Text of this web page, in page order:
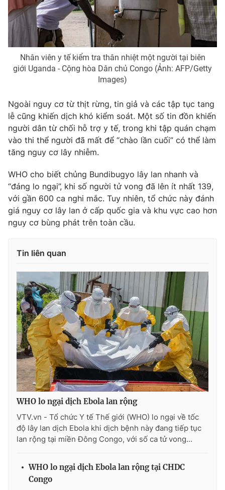
Nhân viên y tế kiểm tra thân nhiệt một người tại biên
giới Uganda - Cộng hòa Dân chủ Congo (Ảnh: AFP/Getty
Images)
Ngoài nguy cơ từ thịt rừng, tin giả và các tập tục tang
lễ cũng khiến dịch khó kiểm soát. Một số tin đồn khiến
người dân từ chối hỗ trợ y tế, trong khi tập quán chạm
vào thi thể người đã mất để “chào lần cuối” có thể làm
tăng nguy cơ lây nhiễm.
WHO cho biết chủng Bundibugyo lây lan nhanh và
“đáng lo ngại”, khi số người tử vong đã lên ít nhất 139,
với gần 600 ca nghi mắc. Tuy nhiên, tổ chức này đánh
giá nguy cơ lây lan ở cấp quốc gia và khu vực cao hơn
nguy cơ bùng phát trên toàn cầu.
Tin liên quan
WHO lo ngại dịch Ebola lan rộng
VTV.vn - Tổ chức Y tế Thế giới (WHO) lo ngại về tốc
độ lây lan dịch Ebola khi dịch bệnh này đang tiếp tục
lan rộng tại miền Đông Congo, với số ca tử vong...
WHO lo ngại dịch Ebola lan rộng tại CHDC
Congo